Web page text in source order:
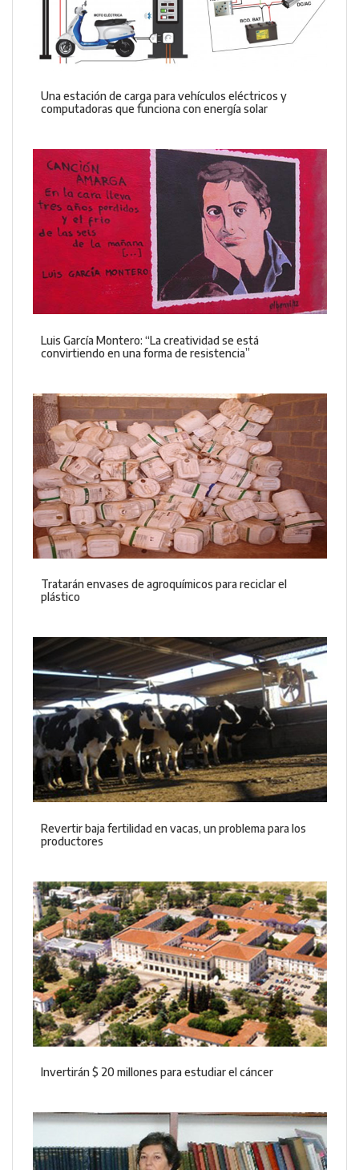
Una estación de carga para vehículos eléctricos y
computadoras que funciona con energía solar
Luis García Montero: “La creatividad se está
convirtiendo en una forma de resistencia”
Tratarán envases de agroquímicos para reciclar el
plástico
Revertir baja fertilidad en vacas, un problema para los
productores
Invertirán $ 20 millones para estudiar el cáncer